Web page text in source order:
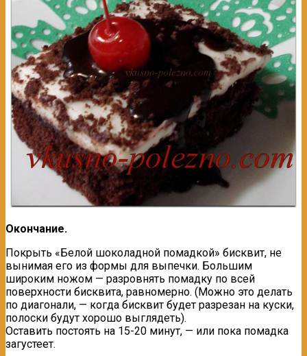
Окончание.
Покрыть «Белой шоколадной помадкой» бисквит, не
вынимая его из формы для выпечки. Большим
широким ножом — разровнять помадку по всей
поверхности бисквита, равномерно. (Можно это делать
по диагонали, — когда бисквит будет разрезан на куски,
полоски будут хорошо выглядеть).
Оставить постоять на 15-20 минут, — или пока помадка
загустеет.